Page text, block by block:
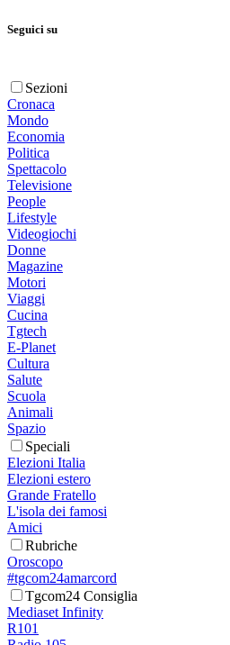
Seguici su
Sezioni
Cronaca
Mondo
Economia
Politica
Spettacolo
Televisione
People
Lifestyle
Videogiochi
Donne
Magazine
Motori
Viaggi
Cucina
Tgtech
E-Planet
Cultura
Salute
Scuola
Animali
Spazio
Speciali
Elezioni Italia
Elezioni estero
Grande Fratello
L'isola dei famosi
Amici
Rubriche
Oroscopo
#tgcom24amarcord
Tgcom24 Consiglia
Mediaset Infinity
R101